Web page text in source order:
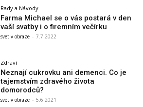
Rady a Návody
Farma Michael se o vás postará v den
vaší svatby i o firemním večírku
svet v obraze - 7.7.2022
Zdraví
Neznají cukrovku ani demenci. Co je
tajemstvím zdravého života
domorodců?
svet v obraze - 5.6.2021